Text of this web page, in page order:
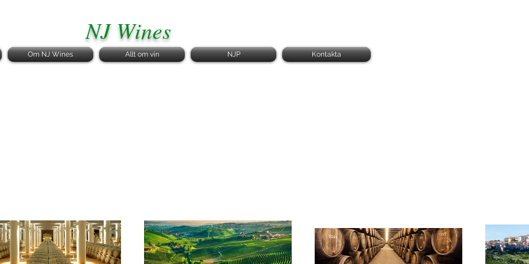
Om NJ Wines Allt om vin NJP Kontakta
NJ Wines